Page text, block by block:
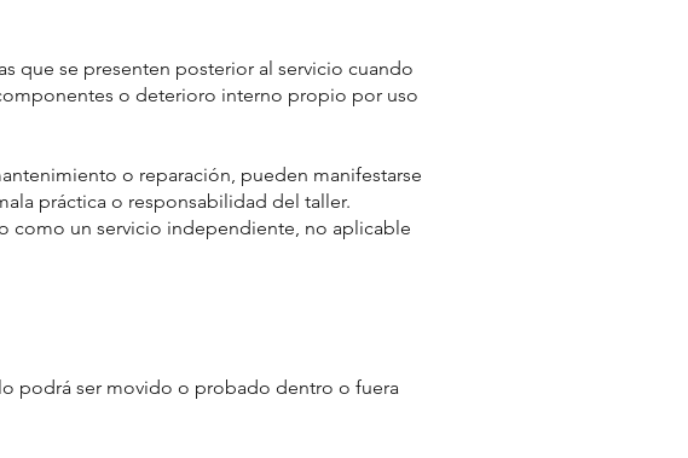
que se presenten posterior al servicio cuando
o deterioro interno propio por uso
o reparación, pueden manifestarse
práctica o responsabilidad del taller.
como un servicio independiente, no aplicable
podrá ser movido o probado dentro o fuera